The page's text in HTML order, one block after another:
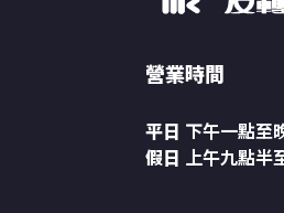
營業時間
平日 下午一點至
假日 上午九點半